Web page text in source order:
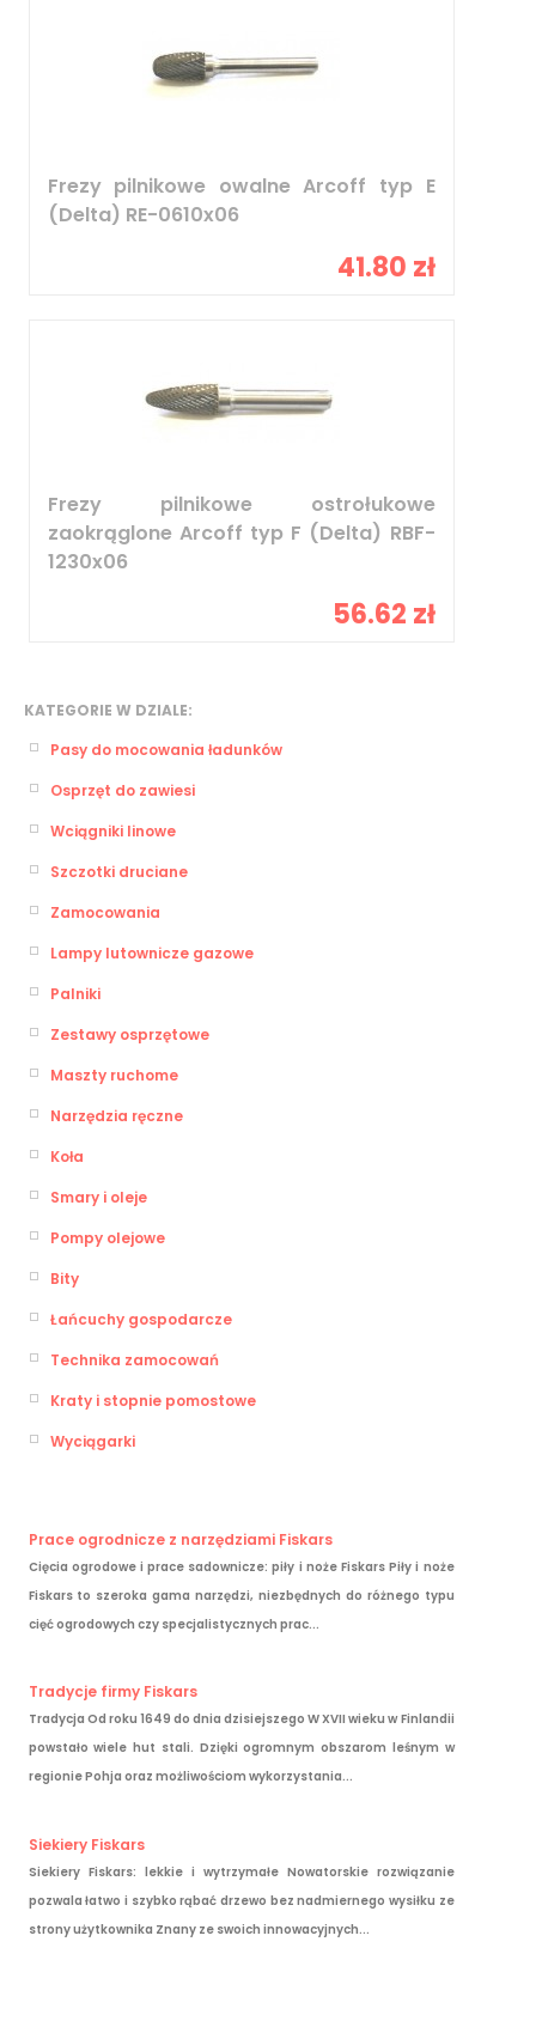
KATEGORIE W DZIALE:
Pasy do mocowania ładunków
Osprzęt do zawiesi
Wciągniki linowe
Szczotki druciane
Zamocowania
Lampy lutownicze gazowe
Palniki
Zestawy osprzętowe
Maszty ruchome
Narzędzia ręczne
Koła
Smary i oleje
Pompy olejowe
Bity
Łańcuchy gospodarcze
Technika zamocowań
Kraty i stopnie pomostowe
Wyciągarki
Frezy pilnikowe owalne Arcoff typ E
(Delta) RE-0610x06
41.80 zł
Frezy pilnikowe ostrołukowe
zaokrąglone Arcoff typ F (Delta) RBF-
1230x06
56.62 zł
Prace ogrodnicze z narzędziami Fiskars
Cięcia ogrodowe i prace sadownicze: piły i noże Fiskars Piły i noże
Fiskars to szeroka gama narzędzi, niezbędnych do różnego typu
cięć ogrodowych czy specjalistycznych prac...
Tradycje firmy Fiskars
Tradycja Od roku 1649 do dnia dzisiejszego W XVII wieku w Finlandii
powstało wiele hut stali. Dzięki ogromnym obszarom leśnym w
regionie Pohja oraz możliwościom wykorzystania...
Siekiery Fiskars
Siekiery Fiskars: lekkie i wytrzymałe Nowatorskie rozwiązanie
pozwala łatwo i szybko rąbać drzewo bez nadmiernego wysiłku ze
strony użytkownika Znany ze swoich innowacyjnych...